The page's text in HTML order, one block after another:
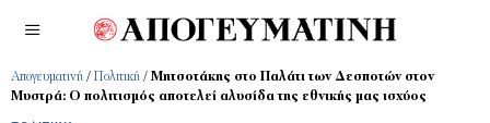
Απογευματινή / Πολιτική / Μητσοτάκης στο Παλάτι των Δεσποτών στον
Μυστρά: Ο πολιτισμός αποτελεί αλυσίδα της εθνικής μας ισχύος